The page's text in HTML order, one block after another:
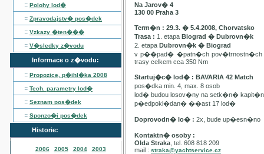
:: Polohy lod�
:: Zpravodajstv� pos�dek
:: Vzkazy �ten���
:: V�sledky z�vodu
Informace o z�vodu:
:: Propozice, p�ihl�ka 2008
:: Tech. parametry lod�
:: Seznam pos�dek
:: Sponzo�i pos�dek
Historie:
2006 2005 2004
2003
Na Jarov� 4
130 00 Praha 3
Term�n : 29.3. � 5.4.2008, Chorvatsko
Trasa : 1. etapa Biograd � Dubrovn�k
2. etapa Dubrovn�k � Biograd
v p��pad� �patn�ch pov�trnostn�ch
trasy celkem cca 350 Nm
Startuj�c� lod� : BAVARIA 42 Match
pos�dka min. 4, max. 8 osob
lod� budou losov�ny na setk�n�
p�edpokl�dan� ��ast 17 lod�
Doprovodn� lo� : 2x, bude up�esn�no
Kontaktn� osoby :
Olda Straka , tel. 608 818 209
mail : straka@yachtservice.cz